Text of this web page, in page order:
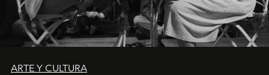
ARTE Y CULTURA